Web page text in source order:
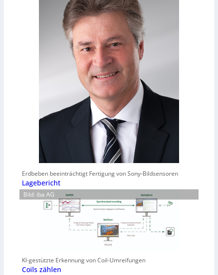
Erdbeben beeinträchtigt Fertigung von Sony-Bildsensoren
Lagebericht
Bild: iba AG
KI-gestützte Erkennung von Coil-Umreifungen
Coils zählen